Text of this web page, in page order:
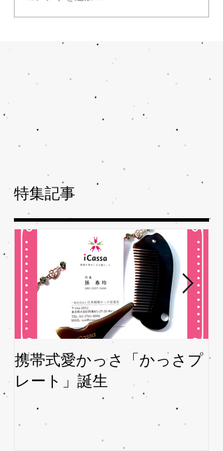
特集記事
携帯式愛かっさ「かっさプ
レート」誕生